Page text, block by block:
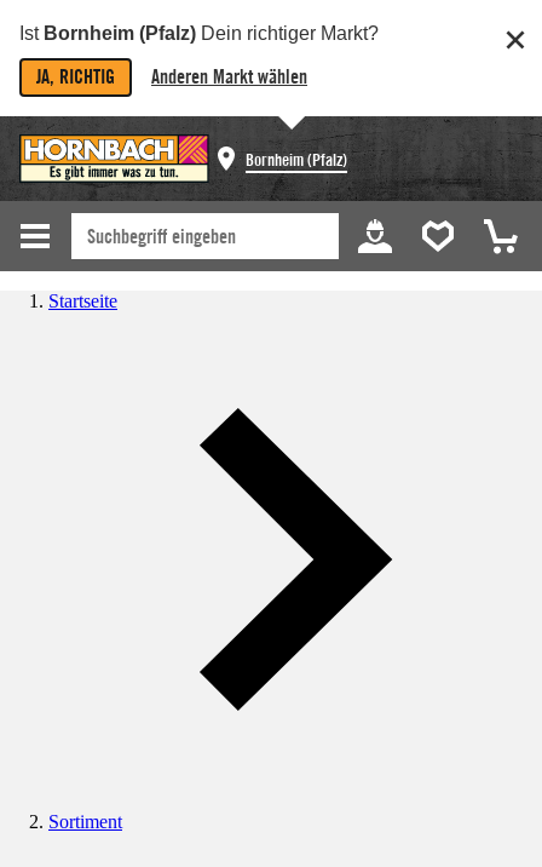
Ist Bornheim (Pfalz) Dein richtiger Markt?
JA, RICHTIG Anderen Markt wählen
Bornheim (Pfalz)
Startseite
Sortiment